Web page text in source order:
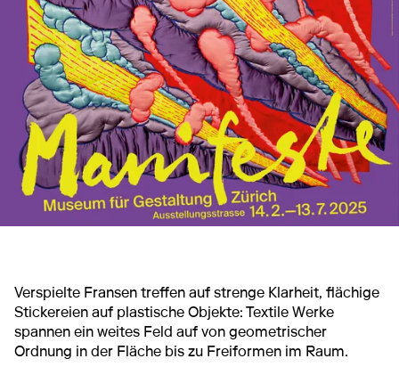
Verspielte Fransen treffen auf strenge Klarheit, flächige
Stickereien auf plastische Objekte: Textile Werke
spannen ein weites Feld auf von geometrischer
Ordnung in der Fläche bis zu Freiformen im Raum.